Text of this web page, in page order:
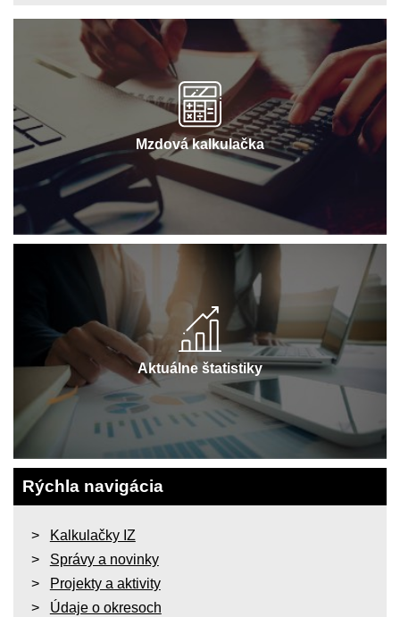
Mzdová kalkulačka
Aktuálne štatistiky
Rýchla navigácia
Kalkulačky IZ
Správy a novinky
Projekty a aktivity
Údaje o okresoch